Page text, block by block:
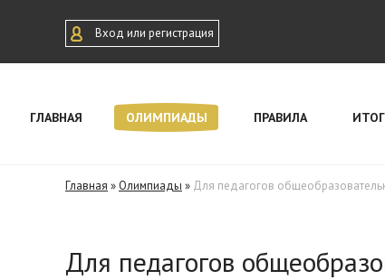
Вход или регистрация
ГЛАВНАЯ ОЛИМПИАДЫ ПРАВИЛА
Главная » Олимпиады » Для педагогов
Для педагогов